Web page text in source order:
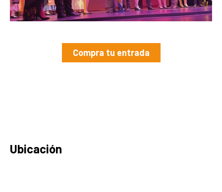
Compra tu entrada
Ubicación